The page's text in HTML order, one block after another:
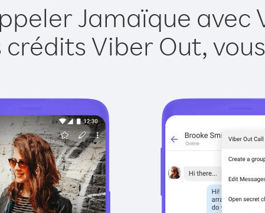
Jamaïque avec
Viber Out,